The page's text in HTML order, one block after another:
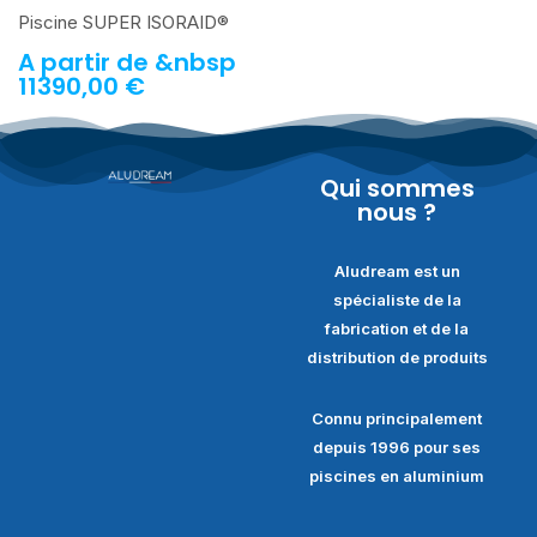
Piscine SUPER ISORAID®
A partir de &nbsp
11390,00 €
Qui sommes
nous ?
Aludream est un
spécialiste de la
fabrication et de la
distribution de produits
Connu principalement
depuis 1996 pour ses
piscines en aluminium